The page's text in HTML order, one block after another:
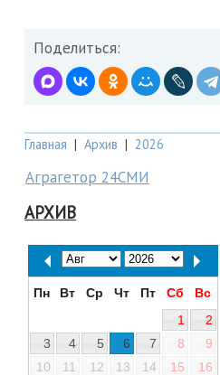
Поделиться:
Главная | Архив | 2026
Аграгетор 24СМИ
АРХИВ
Пн Вт Ср Чт Пт Сб
Вс
1
2
3
4 5 6 7 8
9
10
11 12 13 14 15
16